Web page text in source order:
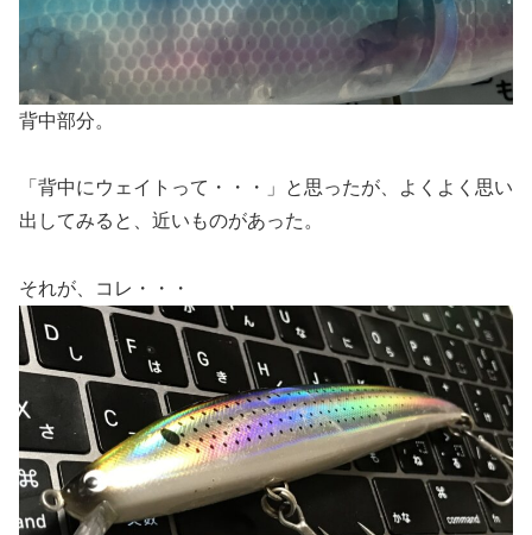
背中部分。
「背中にウェイトって・・・」と思ったが、よくよく思い
出してみると、近いものがあった。
それが、コレ・・・